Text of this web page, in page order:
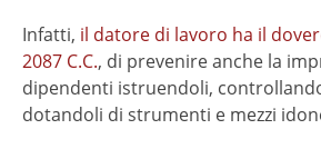
Infatti, il datore di lavoro ha il
2087 C.C., di prevenire anche la
dipendenti istruendoli,
dotandoli di strumenti e mezzi